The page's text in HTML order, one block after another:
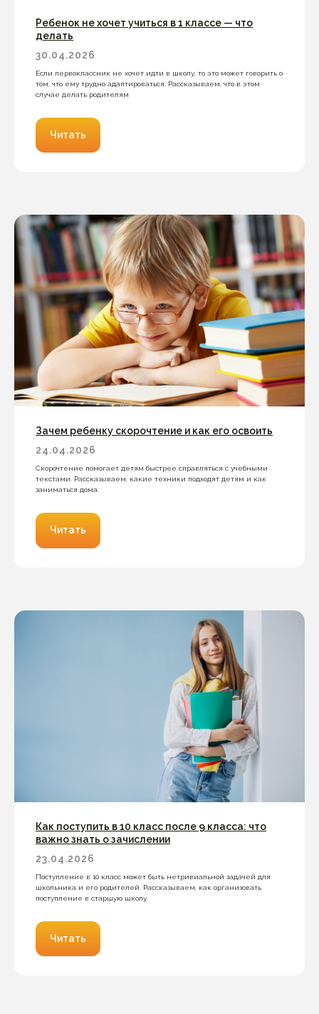
Ребенок не хочет учиться в 1 классе — что
делать
30.04.2026
Если первоклассник не хочет идти в школу, то это может говорить о
том, что ему трудно адаптироваться. Рассказываем, что в этом
случае делать родителям
Читать
Зачем ребенку скорочтение и как его освоить
24.04.2026
Скорочтение помогает детям быстрее справляться с учебными
текстами. Рассказываем, какие техники подходят детям и как
заниматься дома.
Читать
Как поступить в 10 класс после 9 класса: что
важно знать о зачислении
23.04.2026
Поступление в 10 класс может быть нетривиальной задачей для
школьника и его родителей. Рассказываем, как организовать
поступление в старшую школу
Читать